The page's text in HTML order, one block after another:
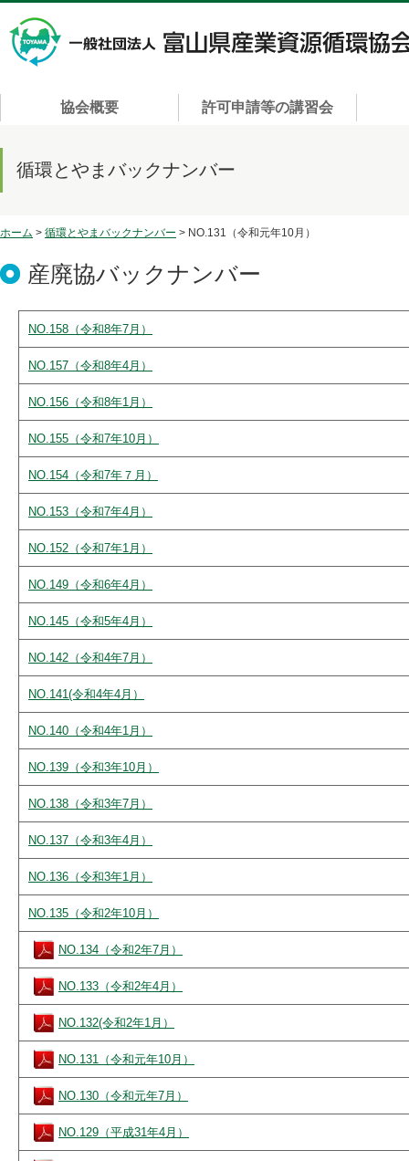
協会概要 許可申請等の講習会
循環とやまバックナンバー
ホーム > 循環とやまバックナンバー > NO.131（令和元年10月）
産廃協バックナンバー
NO.158（令和8年7月）
NO.157（令和8年4月）
NO.156（令和8年1月）
NO.155（令和7年10月）
NO.154（令和7年７月）
NO.153（令和7年4月）
NO.152（令和7年1月）
NO.149（令和6年4月）
NO.145（令和5年4月）
NO.142（令和4年7月）
NO.141(令和4年4月）
NO.140（令和4年1月）
NO.139（令和3年10月）
NO.138（令和3年7月）
NO.137（令和3年4月）
NO.136（令和3年1月）
NO.135（令和2年10月）
NO.134（令和2年7月）
NO.133（令和2年4月）
NO.132(令和2年1月）
NO.131（令和元年10月）
NO.130（令和元年7月）
NO.129（平成31年4月）